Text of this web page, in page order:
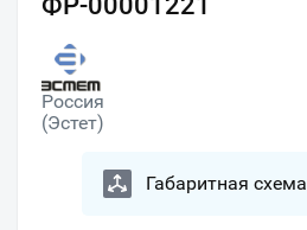
Россия
(Эстет)
Габаритная схема